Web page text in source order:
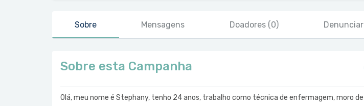
Sobre Mensagens Doadores (0) Denunciar
Sobre esta Campanha
Olá, meu nome é Stephany, tenho 24 anos, trabalho como técnica de enfermagem, moro de